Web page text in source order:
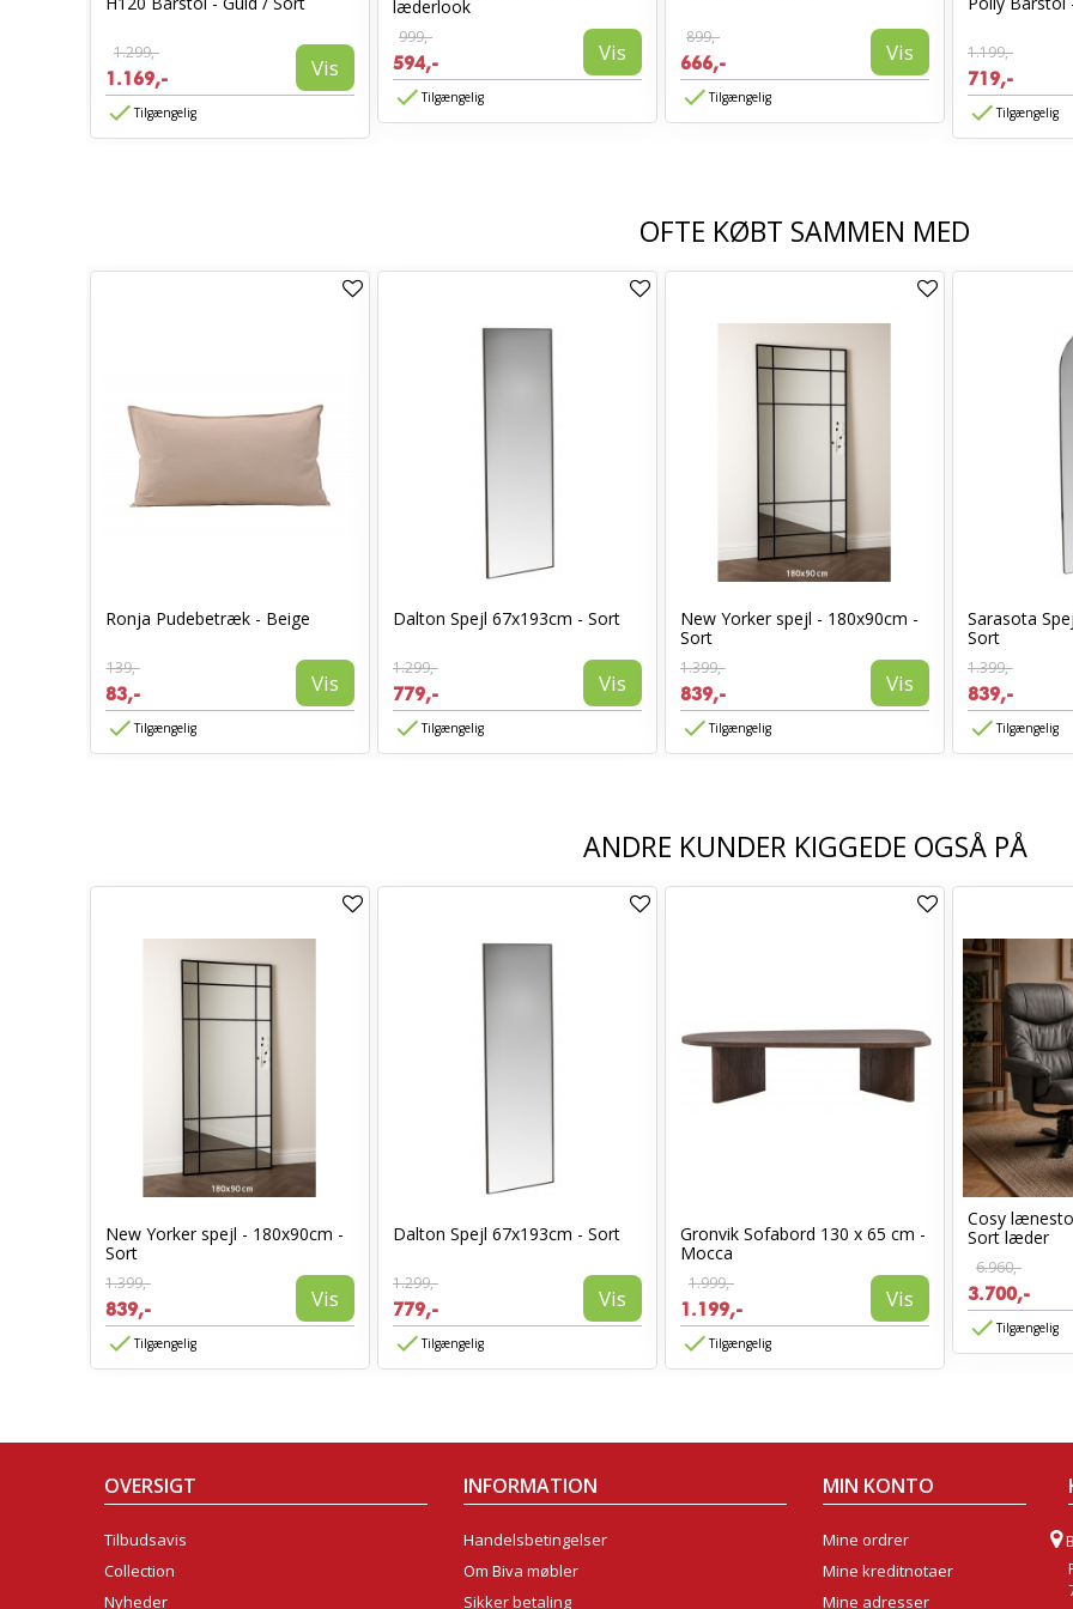
1.299,-
1.169,- Vis
Tilgængelig
læderlook
999,-
594,- Vis
Tilgængelig
899,-
666,- Vis
Tilgængelig
1.199,-
719,-
Tilgængelig
OFTE KØBT SAMMEN MED
Ronja Pudebetræk - Beige
139,-
83,- Vis
Tilgængelig
Dalton Spejl 67x193cm - Sort
1.299,-
779,- Vis
Tilgængelig
New Yorker spejl - 180x90cm -
Sort
1.399,-
839,- Vis
Tilgængelig
Sarasota
Sort
1.399,-
839,-
Tilgængelig
ANDRE KUNDER KIGGEDE OGSÅ PÅ
New Yorker spejl - 180x90cm -
Sort
1.399,-
839,- Vis
Tilgængelig
Dalton Spejl 67x193cm - Sort
1.299,-
779,- Vis
Tilgængelig
Gronvik Sofabord 130 x 65 cm -
Mocca
1.999,-
1.199,- Vis
Tilgængelig
Cosy
Sort læder
6.960,-
3.700,-
Tilgængelig
OVERSIGT
Tilbudsavis
Collection
Nyheder
INFORMATION
Handelsbetingelser
Om Biva møbler
Sikker betaling
MIN KONTO
Mine ordrer
Mine kreditnotaer
Mine adresser